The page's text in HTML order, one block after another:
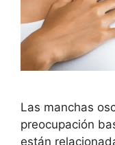
Las manchas
preocupación
están